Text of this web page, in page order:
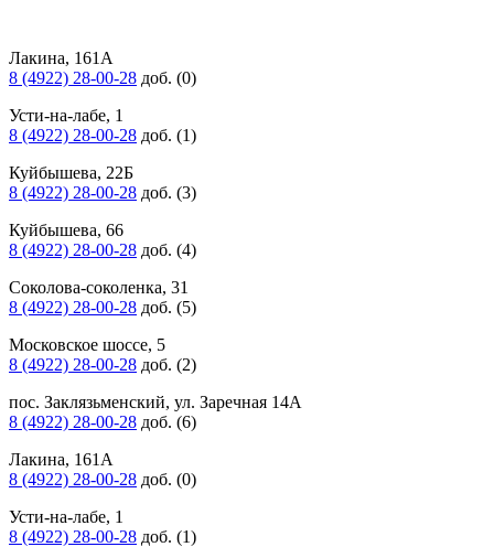
Лакина, 161А
8 (4922) 28-00-28 доб. (0)
Усти-на-лабе, 1
8 (4922) 28-00-28 доб. (1)
Куйбышева, 22Б
8 (4922) 28-00-28 доб. (3)
Куйбышева, 66
8 (4922) 28-00-28 доб. (4)
Соколова-соколенка, 31
8 (4922) 28-00-28 доб. (5)
Московское шоссе, 5
8 (4922) 28-00-28 доб. (2)
пос. Заклязьменский, ул. Заречная 14А
8 (4922) 28-00-28 доб. (6)
Лакина, 161А
8 (4922) 28-00-28 доб. (0)
Усти-на-лабе, 1
8 (4922) 28-00-28 доб. (1)